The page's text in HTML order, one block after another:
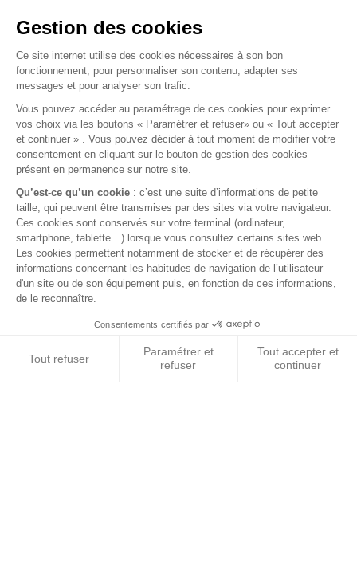
Volants
Jantes / Pneumatiques / Accessoires
Informations utiles
Nous contacter
Mentions légales
Conditions générales de vente
© 2026 BEST OF LAND - Tous droits réservés